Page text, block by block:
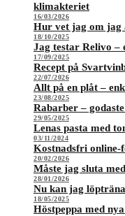
klimakteriet
16/03/2026
Hur vet jag om
18/10/2025
Jag testar Relivo –
17/09/2025
Recept på
22/07/2026
Allt på en plåt –
23/08/2025
Rabarber –
29/05/2025
Lenas pasta med
03/11/2024
Kostnadsfri online-
20/02/2026
Måste jag sluta
28/01/2026
Nu kan jag
18/05/2025
Höstpeppa med